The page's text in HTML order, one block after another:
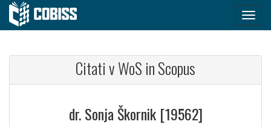
Citati v WoS in Scopus
dr. Sonja Škornik [19562]